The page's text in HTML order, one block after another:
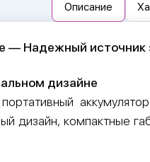
Описание
— Надежный источник
дизайне
дизайн, компактные